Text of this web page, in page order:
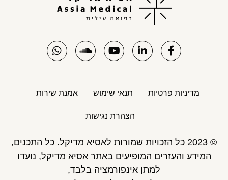
מדיניות פרטיות תנאי שימוש אמנת שירות
הצהרת נגישות
© 2023 כל הזכויות שמורות לאסיא מדיקל. כל התכנים,
המידע והעזרים המופיעים באתר אסיא מדיקל, נועדו
למתן אינפורמציה בלבד,